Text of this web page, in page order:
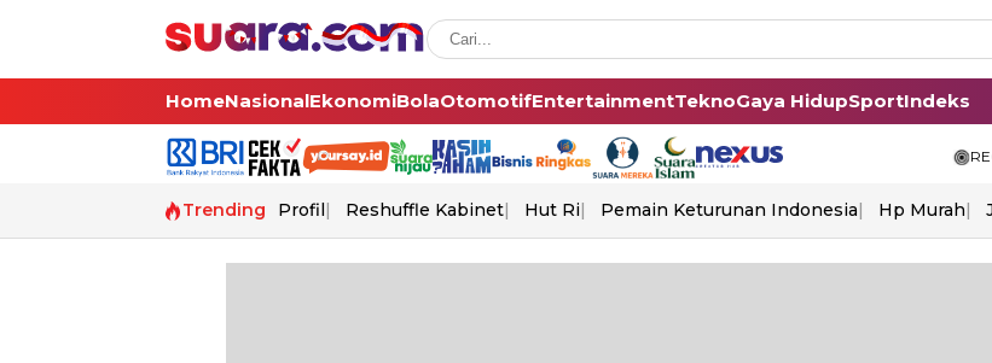
HomeNasionalEkonomiBolaOtomotifEntertainmentTeknoGaya HidupSportIndeks
Trending Profil Reshuffle Kabinet Hut Ri Pemain Keturunan Indonesia Hp Murah